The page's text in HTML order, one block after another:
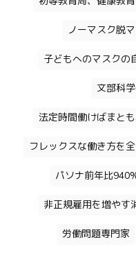
ノーマスク脱
子どもへのマスクの
文部科
法定時間働けばまと
フレックスな働き方を
パソナ前年比
非正規雇用を増やす
労働問題専門家